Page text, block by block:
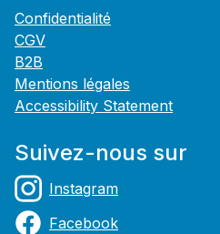
Confidentialité
CGV
B2B
Mentions légales
Accessibility Statement
Suivez-nous sur
Instagram
Facebook